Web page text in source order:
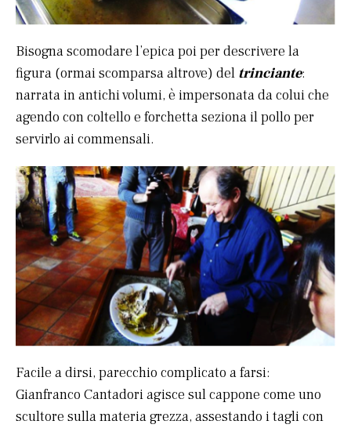
Bisogna scomodare l’epica poi per descrivere la
figura (ormai scomparsa altrove) del trinciante:
narrata in antichi volumi, è impersonata da colui che
agendo con coltello e forchetta seziona il pollo per
servirlo ai commensali.
Facile a dirsi, parecchio complicato a farsi:
Gianfranco Cantadori agisce sul cappone come uno
scultore sulla materia grezza, assestando i tagli con